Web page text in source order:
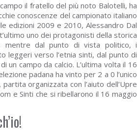
il fratello del più noto Balotelli, ha
conoscenze del campionato italiano
edizioni 2009 e 2010, Alessandro Dal
uno dei protagonisti della storica
mentre dal punto di vista politico, i
leggeri verso l’etnia sinti, dal punto di
campo da calcio. L’ultima volta il 16
padana ha vinto per 2 a 0 l’unico
organizzata con l’aiuto dell’Upre
e Sinti che si ribellarono il 16 maggio